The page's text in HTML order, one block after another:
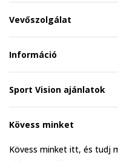
Vevőszolgálat
Információ
Sport Vision ajánlatok
Kövess minket
Kövess minket itt, és tudj